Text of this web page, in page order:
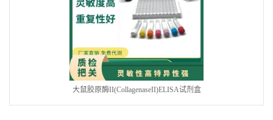
大鼠胶原酶II(CollagenaseII)ELISA试剂盒